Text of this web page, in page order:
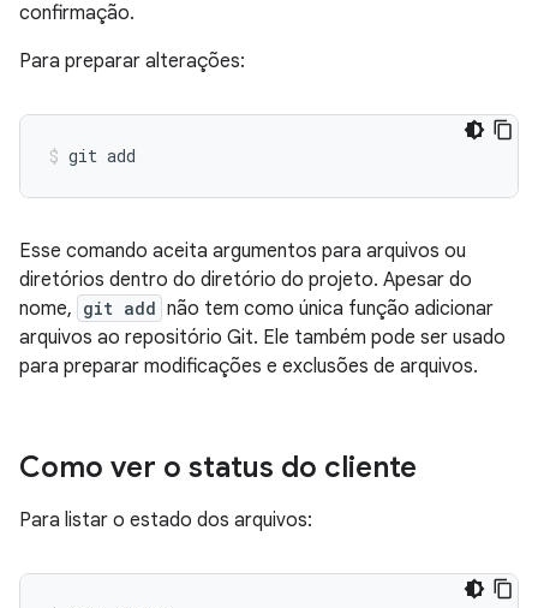
confirmação.
Para preparar alterações:
Esse comando aceita argumentos para arquivos ou
diretórios dentro do diretório do projeto. Apesar do
nome, git add não tem como única função adicionar
arquivos ao repositório Git. Ele também pode ser usado
para preparar modificações e exclusões de arquivos.
Como ver o status do cliente
Para listar o estado dos arquivos: